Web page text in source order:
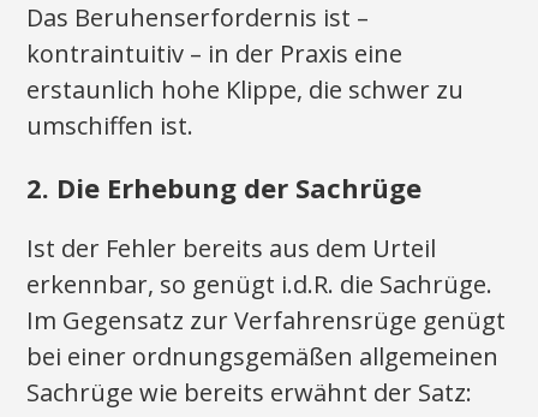
Das Beruhenserfordernis ist –
kontraintuitiv – in der Praxis eine
erstaunlich hohe Klippe, die schwer zu
umschiffen ist.
2. Die Erhebung der Sachrüge
Ist der Fehler bereits aus dem Urteil
erkennbar, so genügt i.d.R. die Sachrüge.
Im Gegensatz zur Verfahrensrüge genügt
bei einer ordnungsgemäßen allgemeinen
Sachrüge wie bereits erwähnt der Satz: